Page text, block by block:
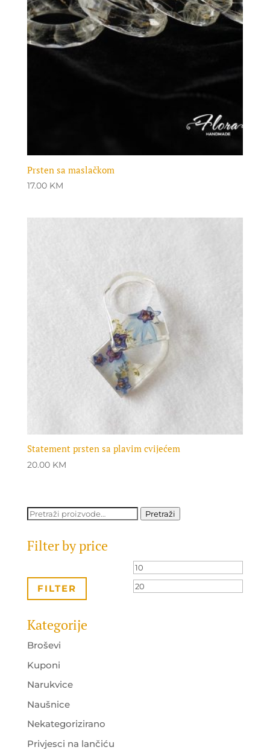
Prsten sa maslačkom
17.00 KM
Statement prsten sa plavim cvijećem
20.00 KM
Pretraži: Pretraži
Filter by price
Minimalna
cijena
FILTER
Kategorije
Broševi
Kuponi
Narukvice
Naušnice
Nekategorizirano
Privjesci na lančiću